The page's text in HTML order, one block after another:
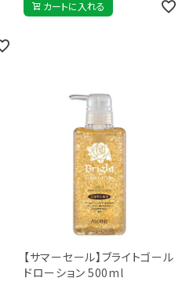
カートに入れる
【サマーセール】ブライトゴール
ドローション 500ml